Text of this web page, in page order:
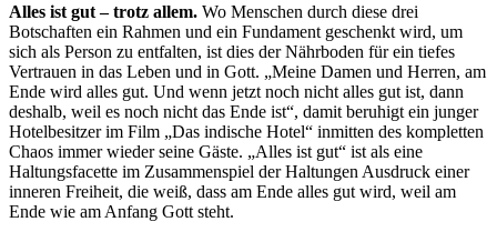
Alles ist gut – trotz allem. Wo Menschen durch diese drei
Botschaften ein Rahmen und ein Fundament geschenkt wird, um
sich als Person zu entfalten, ist dies der Nährboden für ein tiefes
Vertrauen in das Leben und in Gott. „Meine Damen und Herren, am
Ende wird alles gut. Und wenn jetzt noch nicht alles gut ist, dann
deshalb, weil es noch nicht das Ende ist“, damit beruhigt ein junger
Hotelbesitzer im Film „Das indische Hotel“ inmitten des kompletten
Chaos immer wieder seine Gäste. „Alles ist gut“ ist als eine
Haltungsfacette im Zusammenspiel der Haltungen Ausdruck einer
inneren Freiheit, die weiß, dass am Ende alles gut wird, weil am
Ende wie am Anfang Gott steht.